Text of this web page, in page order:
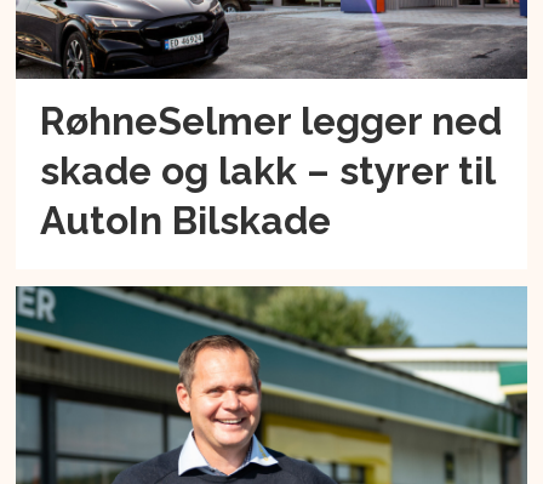
RøhneSelmer legger ned
skade og lakk – styrer til
AutoIn Bilskade